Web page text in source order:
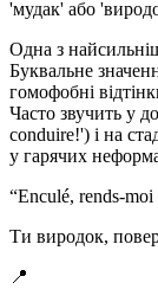
'мудак' або
Одна з
Буквальне
гомофобні
Часто звучить у
conduire!') і на
у гарячих
“Enculé, rends-moi
Ти виродок,
📍